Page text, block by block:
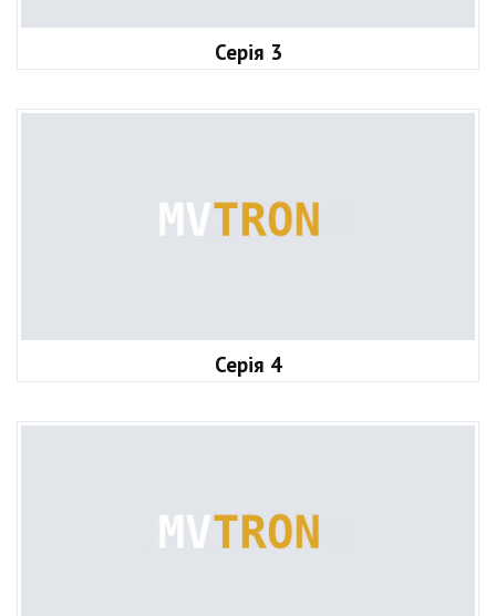
Серія 3
Серія 4